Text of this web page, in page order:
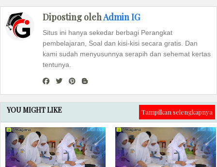
Diposting olehAdmin IG
Situs ini hanya sekedar berbagi Perangkat
pembelajaran, Soal dan kisi-kisi secara gratis. Dan
kami sudah menyusunnya serapih dan sehemat kertas
tentunya.
YOU MIGHT LIKE Tampilkan selengkapnya